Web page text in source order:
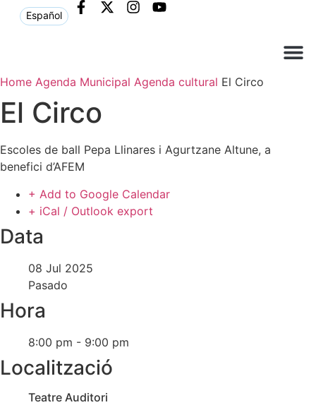
Español
Home Agenda Municipal Agenda cultural El Circo
El Circo
Escoles de ball Pepa Llinares i Agurtzane Altune, a
benefici d’AFEM
+ Add to Google Calendar
+ iCal / Outlook export
Data
08 Jul 2025
Pasado
Hora
8:00 pm - 9:00 pm
Localització
Teatre Auditori